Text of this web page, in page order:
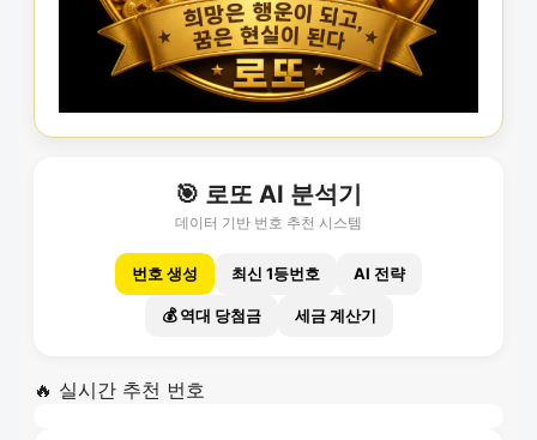
🎯 로또 AI 분석기
데이터 기반 번호 추천 시스템
번호 생성 최신 1등번호 AI 전략
💰 역대 당첨금 세금 계산기
🔥 실시간 추천 번호